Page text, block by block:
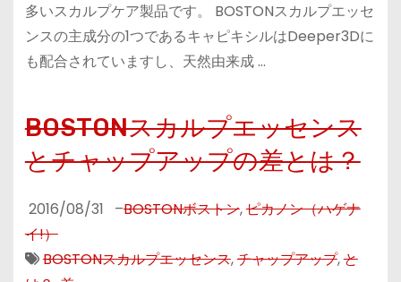
多いスカルプケア製品です。 BOSTONスカルプエッセ
ンスの主成分の1つであるキャピキシルはDeeper3Dに
も配合されていますし、天然由来成 …
BOSTONスカルプエッセンス
とチャップアップの差とは？
2016/08/31 –BOSTONボストン,ピカノン（ハゲナ
イ!）
BOSTONスカルプエッセンス,チャップアップ,と